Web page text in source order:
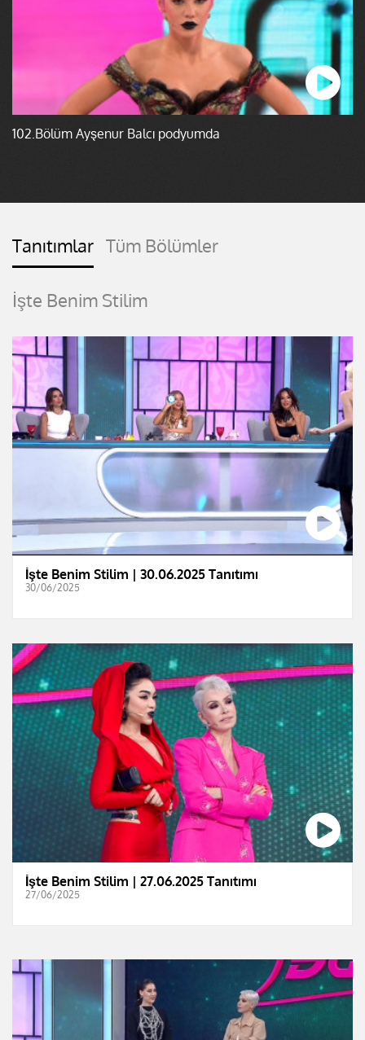
102.Bölüm Ayşenur Balcı podyumda
Tanıtımlar Tüm Bölümler
İşte Benim Stilim
İşte Benim Stilim | 30.06.2025 Tanıtımı
30/06/2025
İşte Benim Stilim | 27.06.2025 Tanıtımı
27/06/2025